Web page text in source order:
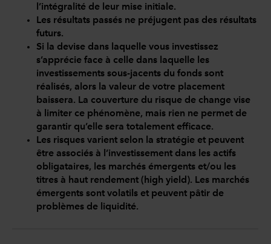
l’intégralité de leur mise initiale.
Les résultats passés ne préjugent pas des résultats
futurs.
Si la devise dans laquelle vous investissez
s’apprécie face à celle dans laquelle les
investissements sous-jacents du fonds sont
réalisés, alors la valeur de votre placement
baissera. La couverture du risque de change vise
à limiter ce phénomène, mais rien ne permet de
garantir qu’elle sera totalement efficace.
Les risques varient selon la stratégie et peuvent
être associés à l’investissement dans les actifs
obligataires, les marchés émergents et/ou les
titres à haut rendement (high yield). Les marchés
émergents sont volatils et peuvent pâtir de
problèmes de liquidité.